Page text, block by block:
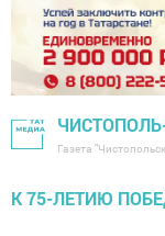
Газета
К 75-ЛЕТИЮ